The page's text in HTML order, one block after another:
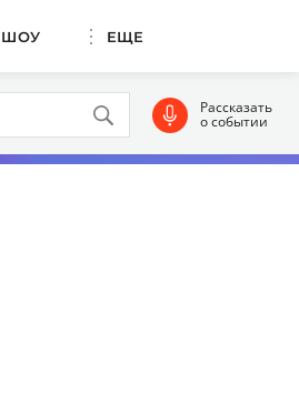
ШОУ ЕЩЕ
Рассказать
о событии